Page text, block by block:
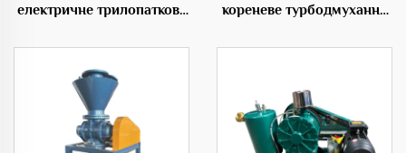
електричне трилопаткове
рибальських ферм
кореневе турбодмухання
необхідного розділення